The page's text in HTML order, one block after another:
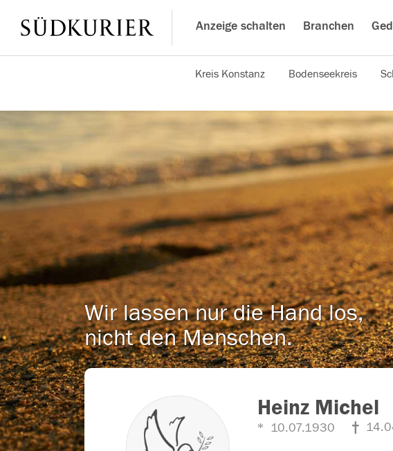
Anzeige schalten Branchen
Kreis Konstanz Bodenseekreis
Wir lassen nur die Hand los,
nicht den Menschen.
Heinz Michel
10.07.1930